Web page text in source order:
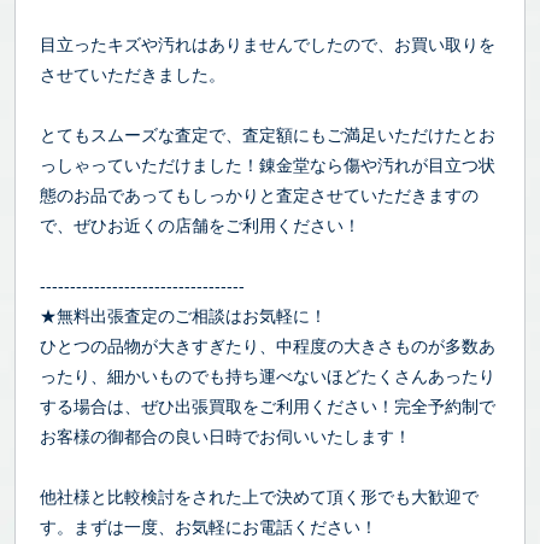
目立ったキズや汚れはありませんでしたので、お買い取りを
させていただきました。
とてもスムーズな査定で、査定額にもご満足いただけたとお
っしゃっていただけました！錬金堂なら傷や汚れが目立つ状
態のお品であってもしっかりと査定させていただきますの
で、ぜひお近くの店舗をご利用ください！
----------------------------------
★無料出張査定のご相談はお気軽に！
ひとつの品物が大きすぎたり、中程度の大きさものが多数あ
ったり、細かいものでも持ち運べないほどたくさんあったり
する場合は、ぜひ出張買取をご利用ください！完全予約制で
お客様の御都合の良い日時でお伺いいたします！
他社様と比較検討をされた上で決めて頂く形でも大歓迎で
す。まずは一度、お気軽にお電話ください！